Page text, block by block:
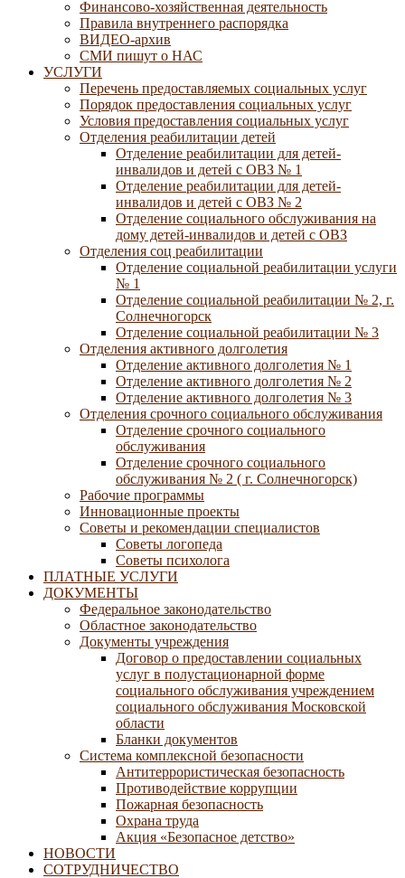
Финансово-хозяйственная деятельность
Правила внутреннего распорядка
ВИДЕО-архив
СМИ пишут о НАС
УСЛУГИ
Перечень предоставляемых социальных услуг
Порядок предоставления социальных услуг
Условия предоставления социальных услуг
Отделения реабилитации детей
Отделение реабилитации для детей-
инвалидов и детей с ОВЗ № 1
Отделение реабилитации для детей-
инвалидов и детей с ОВЗ № 2
Отделение социального обслуживания на
дому детей-инвалидов и детей с ОВЗ
Отделения соц реабилитации
Отделение социальной реабилитации услуги
№ 1
Отделение социальной реабилитации № 2, г.
Солнечногорск
Отделение социальной реабилитации № 3
Отделения активного долголетия
Отделение активного долголетия № 1
Отделение активного долголетия № 2
Отделение активного долголетия № 3
Отделения срочного социального обслуживания
Отделение срочного социального
обслуживания
Отделение срочного социального
обслуживания № 2 ( г. Солнечногорск)
Рабочие программы
Инновационные проекты
Советы и рекомендации специалистов
Советы логопеда
Советы психолога
ПЛАТНЫЕ УСЛУГИ
ДОКУМЕНТЫ
Федеральное законодательство
Областное законодательство
Документы учреждения
Договор о предоставлении социальных
услуг в полустационарной форме
социального обслуживания учреждением
социального обслуживания Московской
области
Бланки документов
Система комплексной безопасности
Антитеррористическая безопасность
Противодействие коррупции
Пожарная безопасность
Охрана труда
Акция «Безопасное детство»
НОВОСТИ
СОТРУДНИЧЕСТВО